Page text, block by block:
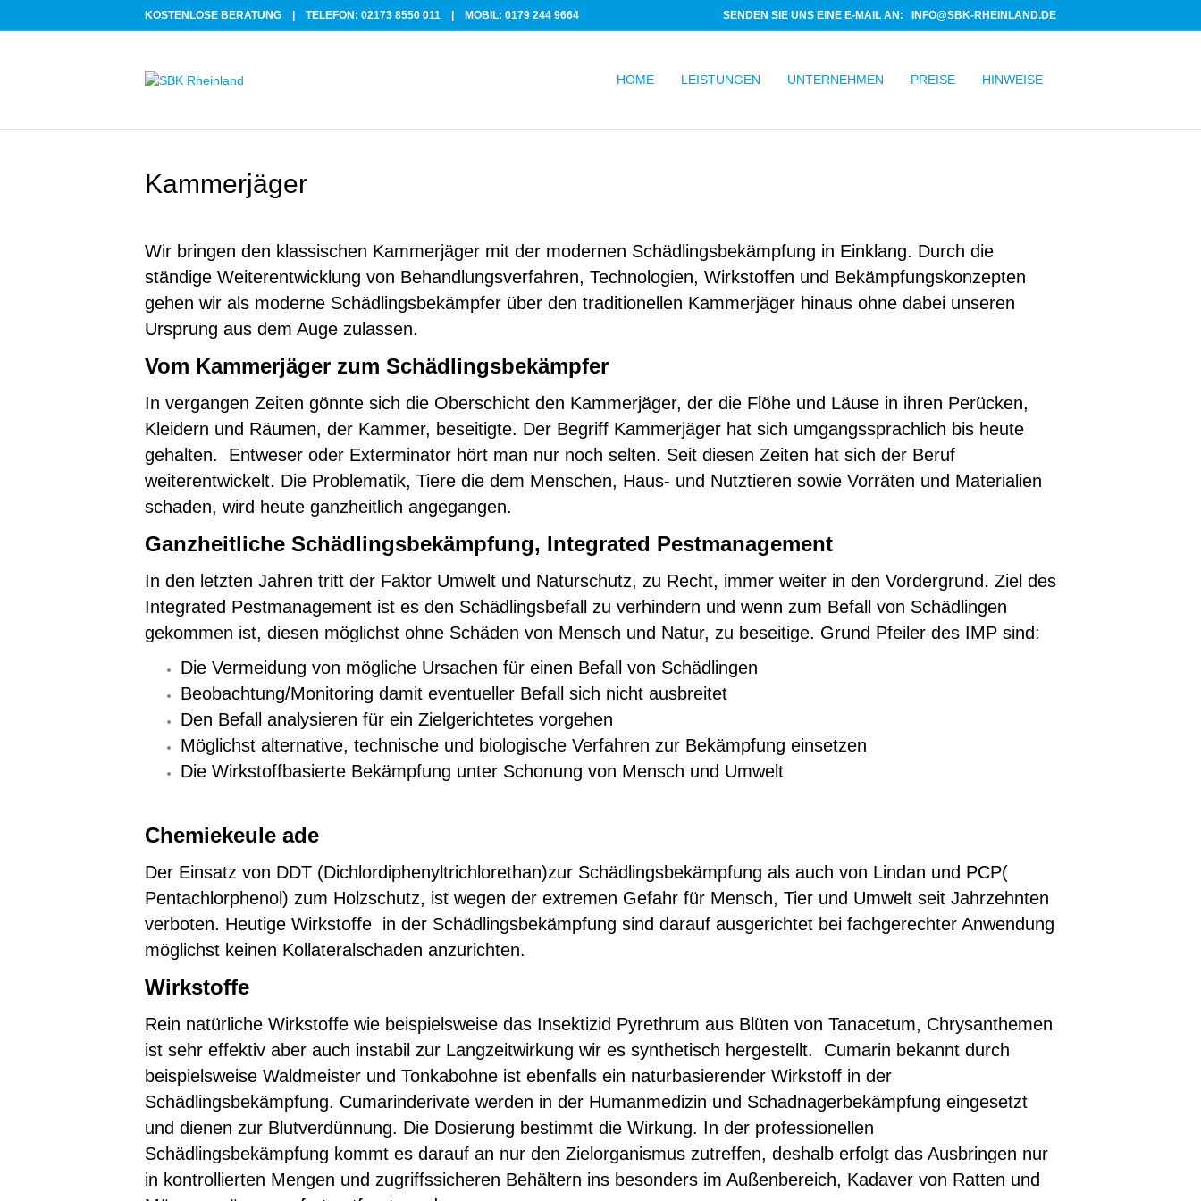
KOSTENLOSE BERATUNG | TELEFON: 02173 8550 011 MOBIL: 0179 244 9664 SENDEN SIE UNS EINE E-MAIL AN: INFO@SBK-RHEINLAND.DE
HOME LEISTUNGEN UNTERNEHMEN PREISE HINWEISE
Kammerjäger
Wir bringen den klassischen Kammerjäger mit der modernen Schädlingsbekämpfung in Einklang. Durch die
ständige Weiterentwicklung von Behandlungsverfahren, Technologien, Wirkstoffen und Bekämpfungskonzepten
gehen wir als moderne Schädlingsbekämpfer über den traditionellen Kammerjäger hinaus ohne dabei unseren
Ursprung aus dem Auge zulassen.
Vom Kammerjäger zum Schädlingsbekämpfer
In vergangen Zeiten gönnte sich die Oberschicht den Kammerjäger, der die Flöhe und Läuse in ihren Perücken,
Kleidern und Räumen, der Kammer, beseitigte. Der Begriff Kammerjäger hat sich umgangssprachlich bis heute
gehalten. Entweser oder Exterminator hört man nur noch selten. Seit diesen Zeiten hat sich der Beruf
weiterentwickelt. Die Problematik, Tiere die dem Menschen, Haus- und Nutztieren sowie Vorräten und Materialien
schaden, wird heute ganzheitlich angegangen.
Ganzheitliche Schädlingsbekämpfung, Integrated Pestmanagement
In den letzten Jahren tritt der Faktor Umwelt und Naturschutz, zu Recht, immer weiter in den Vordergrund. Ziel des
Integrated Pestmanagement ist es den Schädlingsbefall zu verhindern und wenn zum Befall von Schädlingen
gekommen ist, diesen möglichst ohne Schäden von Mensch und Natur, zu beseitige. Grund Pfeiler des IMP sind:
Die Vermeidung von mögliche Ursachen für einen Befall von Schädlingen
Beobachtung/Monitoring damit eventueller Befall sich nicht ausbreitet
Den Befall analysieren für ein Zielgerichtetes vorgehen
Möglichst alternative, technische und biologische Verfahren zur Bekämpfung einsetzen
Die Wirkstoffbasierte Bekämpfung unter Schonung von Mensch und Umwelt
Chemiekeule ade
Der Einsatz von DDT (Dichlordiphenyltrichlorethan)zur Schädlingsbekämpfung als auch von Lindan und PCP(
Pentachlorphenol) zum Holzschutz, ist wegen der extremen Gefahr für Mensch, Tier und Umwelt seit Jahrzehnten
verboten. Heutige Wirkstoffe in der Schädlingsbekämpfung sind darauf ausgerichtet bei fachgerechter Anwendung
möglichst keinen Kollateralschaden anzurichten.
Wirkstoffe
Rein natürliche Wirkstoffe wie beispielsweise das Insektizid Pyrethrum aus Blüten von Tanacetum, Chrysanthemen
ist sehr effektiv aber auch instabil zur Langzeitwirkung wir es synthetisch hergestellt. Cumarin bekannt durch
beispielsweise Waldmeister und Tonkabohne ist ebenfalls ein naturbasierender Wirkstoff in der
Schädlingsbekämpfung. Cumarinderivate werden in der Humanmedizin und Schadnagerbekämpfung eingesetzt
und dienen zur Blutverdünnung. Die Dosierung bestimmt die Wirkung. In der professionellen
Schädlingsbekämpfung kommt es darauf an nur den Zielorganismus zutreffen, deshalb erfolgt das Ausbringen nur
in kontrollierten Mengen und zugriffssicheren Behältern ins besonders im Außenbereich, Kadaver von Ratten und